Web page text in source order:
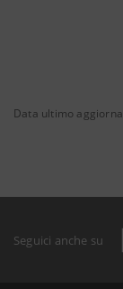
Data ultimo
Seguici anche su